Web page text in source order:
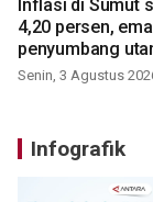
Inflasi di Sumut
4,20 persen,
penyumbang
Senin, 3 Agustus
Infografik